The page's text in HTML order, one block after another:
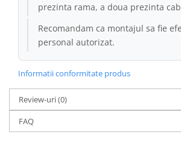
prezinta rama, a doua prezinta
Recomandam ca montajul sa fie
personal autorizat.
Informatii conformitate produs
Review-uri(0)
FAQ